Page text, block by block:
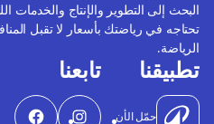
البحث إلى التطوير والإنتاج
تحتاجه في رياضتك بأسعار لا تقبل
الرياضة.
تطبيقنا
حمّل الأن
تابعنا